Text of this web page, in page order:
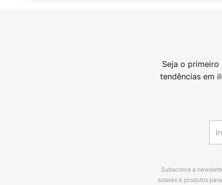
Seja o
tendências em
Subscreva a
solares e produtos